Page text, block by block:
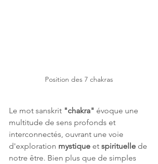
Position des 7 chakras
Le mot sanskrit "chakra" évoque une
multitude de sens profonds et
interconnectés, ouvrant une voie
d'exploration mystique et spirituelle de
notre être. Bien plus que de simples